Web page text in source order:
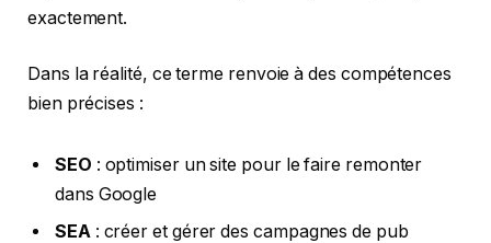
exactement.
Dans la réalité, ce terme renvoie à des compétences
bien précises :
SEO : optimiser un site pour le faire remonter
dans Google
SEA : créer et gérer des campagnes de pub